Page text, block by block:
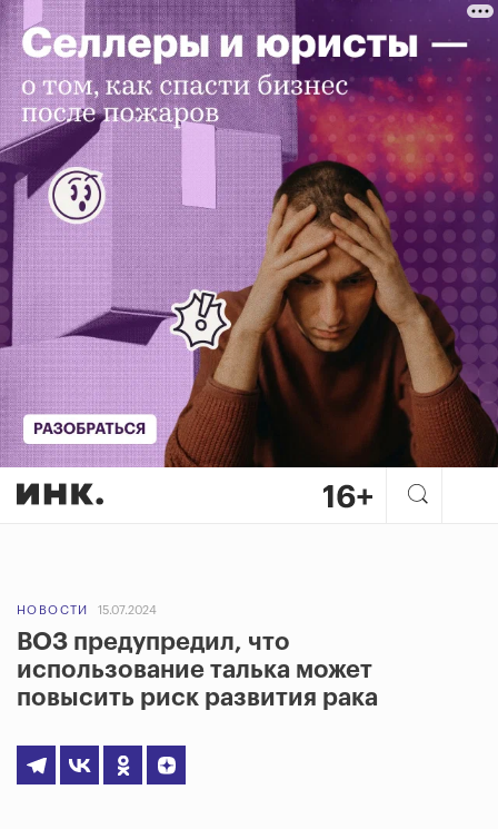
НОВОСТИ 15.07.2024
ВОЗ предупредил, что
использование талька может
повысить риск развития рака